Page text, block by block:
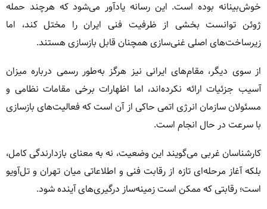
خوش‌بینانه بوده است. این رسانه یادآور می‌شود که هرچند حمله
ژوئن توانست بخشی از ظرفیت فنی ایران را مختل کند، اما
زیرساخت‌های اصلی غنی‌سازی همچنان قابل بازسازی هستند.
از سوی دیگر، مقام‌های ایرانی نیز هرگز به‌طور رسمی درباره میزان
آسیب جزئیات ارائه نکرده‌اند، اما اظهارات برخی مقامات نظامی و
مسئولان سازمان انرژی اتمی حاکی از آن است که فعالیت‌های بازسازی
با سرعت در حال انجام است.
کارشناسان غربی می‌گویند این وضعیت، نه به معنای بازدارندگی کامل،
بلکه آغاز مرحله‌ای تازه از رقابت فنی و اطلاعاتی میان تهران و تل‌آویو
است؛ رقابتی که ممکن است زمینه‌ساز درگیری‌های آینده شود.